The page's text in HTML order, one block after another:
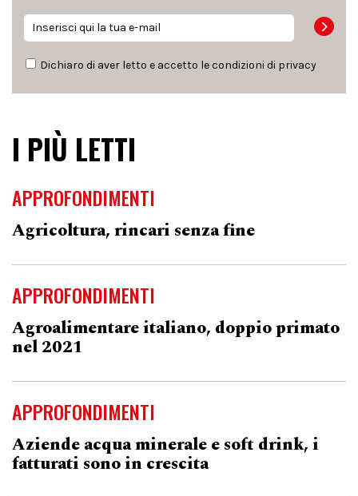
Dichiaro di aver letto e accetto le condizioni di privacy
I PIÙ LETTI
APPROFONDIMENTI
Agricoltura, rincari senza fine
APPROFONDIMENTI
Agroalimentare italiano, doppio primato
nel 2021
APPROFONDIMENTI
Aziende acqua minerale e soft drink, i
fatturati sono in crescita